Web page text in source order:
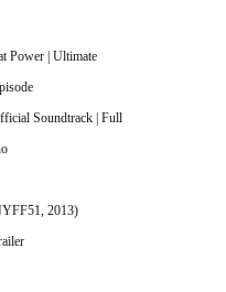
Power | Ultimate
Soundtrack | Full
2013)